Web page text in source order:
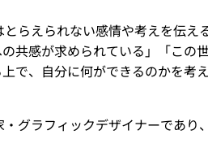
らえられない感情や考えを伝え
共感が求められている」「この
で、自分に何ができるのかを考
グラフィックデザイナーであり